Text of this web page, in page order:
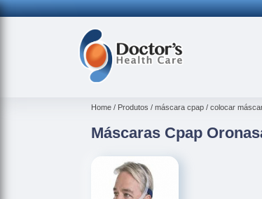
Home Produtos máscara cpap colocar
Máscaras Cpap